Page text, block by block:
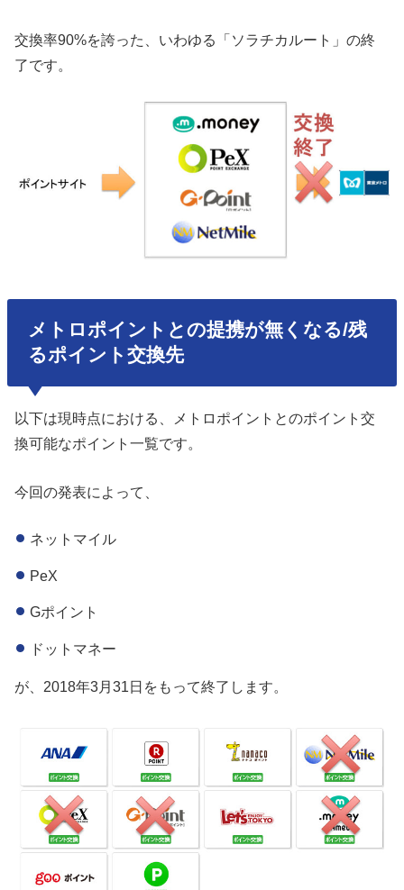
交換率90%を誇った、いわゆる「ソラチカルート」の終
了です。
メトロポイントとの提携が無くなる/残
るポイント交換先
以下は現時点における、メトロポイントとのポイント交
換可能なポイント一覧です。
今回の発表によって、
ネットマイル
PeX
Gポイント
ドットマネー
が、2018年3月31日をもって終了します。